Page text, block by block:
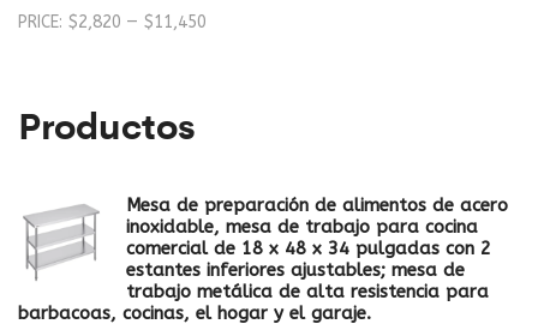
PRICE: $2,820 — $11,450
Productos
Mesa de preparación de alimentos de acero
inoxidable, mesa de trabajo para cocina
comercial de 18 x 48 x 34 pulgadas con 2
estantes inferiores ajustables; mesa de
trabajo metálica de alta resistencia para
barbacoas, cocinas, el hogar y el garaje.